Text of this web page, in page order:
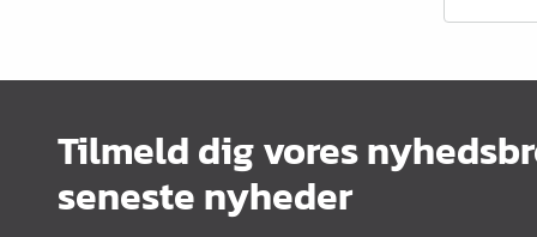
Kemi & reparation
König produkter
Tilmeld dig vores
seneste nyheder